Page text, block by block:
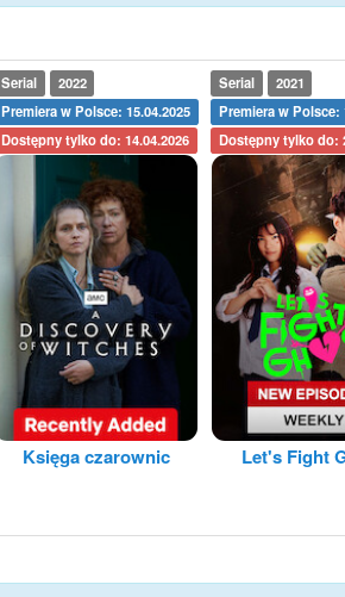
Serial
2022
Premiera w Polsce: 15.04.2025
Dostępny tylko do: 14.04.2026
Księga czarownic
Serial
2021
Premiera w Polsce:
Dostępny tylko do:
Let's Fight